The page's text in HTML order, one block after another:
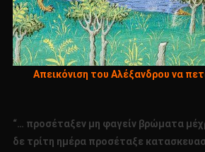
Απεικόνιση του Αλέξανδρου να
“… προσέταξεν μη φαγείν βρώματα
δε τρίτη ημέρα προσέταξε